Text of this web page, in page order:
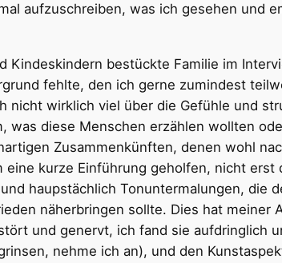
aufzuschreiben, was ich gesehen und
bestückte Familie im
fehlte, den ich gerne zumindest
nicht wirklich viel über die Gefühle und
was diese Menschen erzählen wollten
Zusammenkünften, denen wohl
kurze Einführung geholfen, nicht erst
haupstächlich Tonuntermalungen, die
näherbringen sollte. Dies hat meiner
und genervt, ich fand sie aufdringlich
nehme ich an), und den